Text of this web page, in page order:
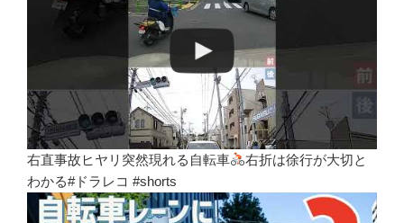
右直事故ヒヤリ突然現れる自転車
右折は徐行が大切と
わかる#ドラレコ #shorts